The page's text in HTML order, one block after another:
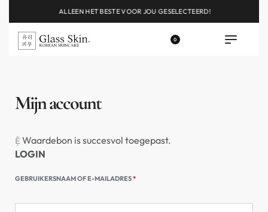
ALLEEN HET BESTE VOOR JOU GESELECTEERD!
0
Mijn account
Waardebon is succesvol toegepast.
LOGIN
GEBRUIKERSNAAM OF E-MAILADRES*